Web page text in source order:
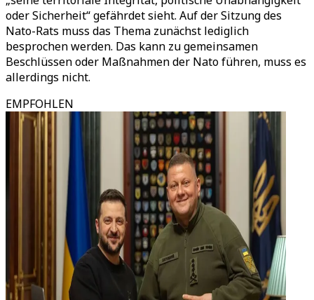
oder Sicherheit“ gefährdet sieht. Auf der Sitzung des
Nato-Rats muss das Thema zunächst lediglich
besprochen werden. Das kann zu gemeinsamen
Beschlüssen oder Maßnahmen der Nato führen, muss es
allerdings nicht.
EMPFOHLEN